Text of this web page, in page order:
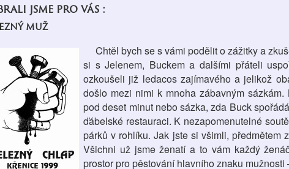
jsme pro vás :
muž
Chtěl bych se s vámi podělit o zážitky a
si s Jelenem, Buckem a dalšími přáteli
ozkoušeli již ledacos zajímavého a jelikož
došlo mezi nimi k mnoha zábavným
pod deset minut nebo sázka, zda Buck
ďábelské restauraci. K nezapomenutelné
párků v rohlíku. Jak jste si všimli,
Všichni už jsme ženatí a to vám každý
prostor pro pěstování hlavního znaku mužnosti